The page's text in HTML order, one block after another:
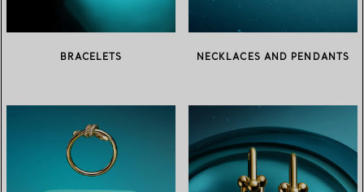
BRACELETS NECKLACES AND PENDANTS